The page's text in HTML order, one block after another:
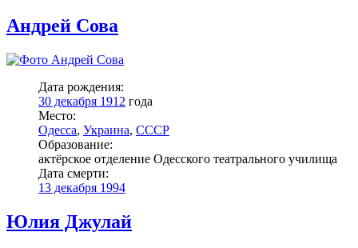
Андрей Сова
Дата рождения:
30 декабря 1912 года
Место:
Одесса, Украина, СССР
Образование:
актёрское отделение Одесского театрального училища
Дата смерти:
13 декабря 1994
Юлия Джулай